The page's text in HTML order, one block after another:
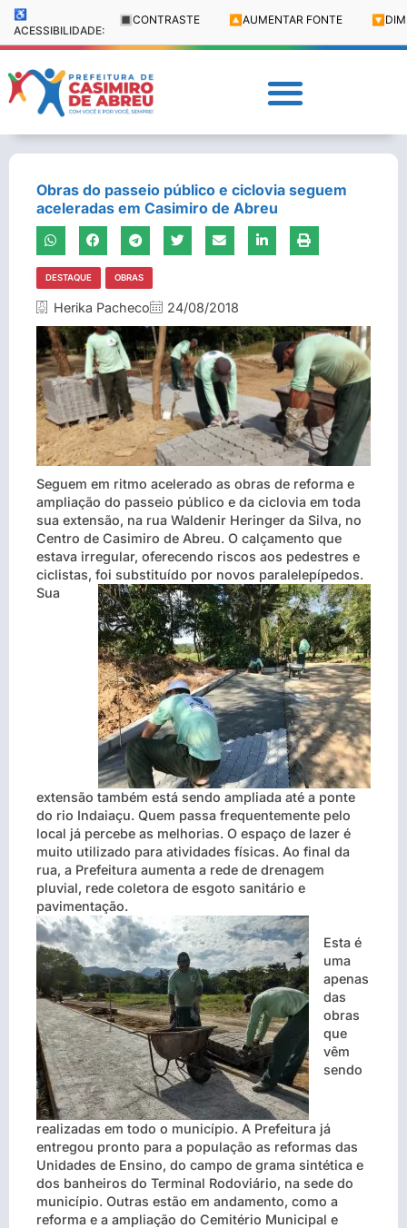
♿
ACESSIBILIDADE:
🔳 CONTRASTE 🔼 AUMENTAR FONTE 🔽
Obras do passeio público e ciclovia seguem
aceleradas em Casimiro de Abreu
DESTAQUE OBRAS
Herika Pacheco 24/08/2018
Seguem em ritmo acelerado as obras de reforma e
ampliação do passeio público e da ciclovia em toda
sua extensão, na rua Waldenir Heringer da Silva, no
Centro de Casimiro de Abreu. O calçamento que
estava irregular, oferecendo riscos aos pedestres e
ciclistas, foi substituído por novos paralelepípedos.
Sua
extensão também está sendo ampliada até a ponte
do rio Indaiaçu. Quem passa frequentemente pelo
local já percebe as melhorias. O espaço de lazer é
muito utilizado para atividades físicas. Ao final da
rua, a Prefeitura aumenta a rede de drenagem
pluvial, rede coletora de esgoto sanitário e
pavimentação.
Esta é
uma
apenas
das
obras
que
vêm
sendo
realizadas em todo o município. A Prefeitura já
entregou pronto para a população as reformas das
Unidades de Ensino, do campo de grama sintética e
dos banheiros do Terminal Rodoviário, na sede do
município. Outras estão em andamento, como a
reforma e a ampliação do Cemitério Municipal e